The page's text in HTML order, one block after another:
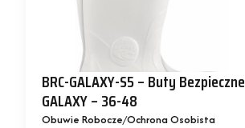
BRC-GALAXY-S5 – Buty Bezpieczne
GALAXY – 36-48
Obuwie Robocze Ochrona Osobista